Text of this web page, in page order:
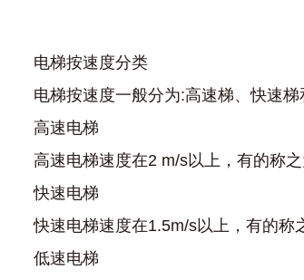
电梯按速度分类
电梯按速度一般分为:高速梯、快速梯
高速电梯
高速电梯速度在2 m/s以上，有的称之
快速电梯
快速电梯速度在1.5m/s以上，有的称之
低速电梯